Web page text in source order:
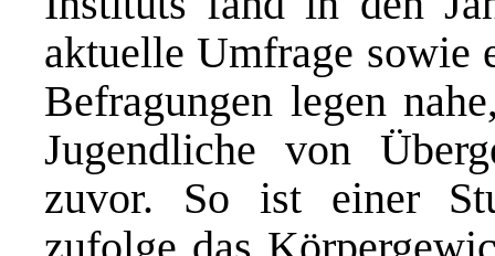
aktuelle Umfrage sowie
Befragungen legen
Jugendliche von
zuvor. So ist einer